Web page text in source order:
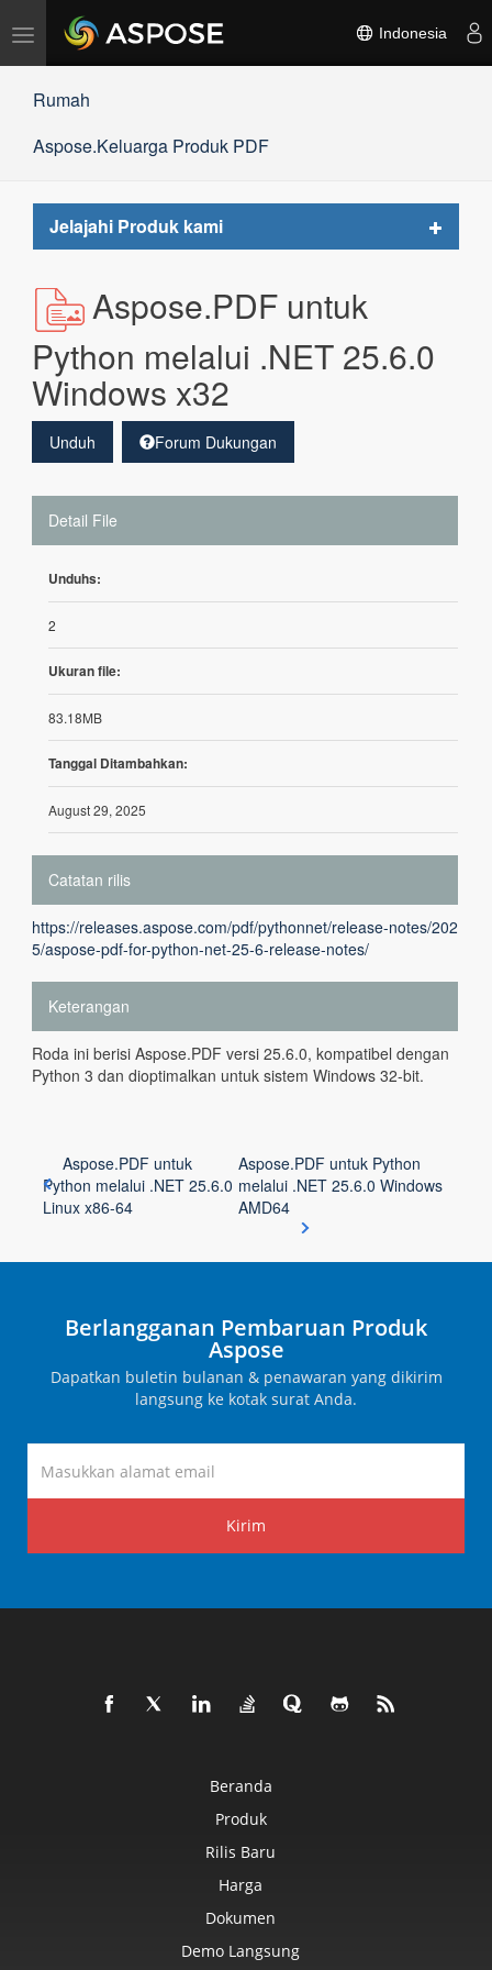
Alihkan
navigasi
Indonesia
Rumah
Aspose.Keluarga Produk PDF
Jelajahi Produk kami
Toggle
Aspose.PDF untuk
Python melalui .NET 25.6.0
Windows x32
Unduh Forum Dukungan
Detail File
Unduhs:
2
Ukuran file:
83.18MB
Tanggal Ditambahkan:
August 29, 2025
Catatan rilis
https://releases.aspose.com/pdf/pythonnet/release-notes/202
5/aspose-pdf-for-python-net-25-6-release-notes/
Keterangan
Roda ini berisi Aspose.PDF versi 25.6.0, kompatibel dengan
Python 3 dan dioptimalkan untuk sistem Windows 32-bit.
Aspose.PDF untuk
Python melalui .NET 25.6.0
Linux x86-64
Aspose.PDF untuk Python
melalui .NET 25.6.0 Windows
AMD64
Berlangganan Pembaruan Produk
Aspose
Dapatkan buletin bulanan & penawaran yang dikirim
langsung ke kotak surat Anda.
Kirim
Beranda
Produk
Rilis Baru
Harga
Dokumen
Demo Langsung